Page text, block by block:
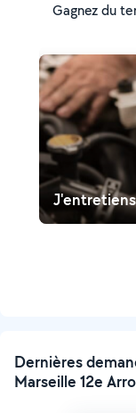
Gagnez du
Dernières
Marseille 12e